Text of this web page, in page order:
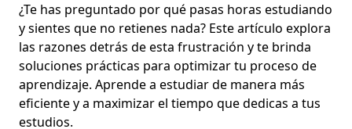
¿Te has preguntado por qué pasas horas estudiando
y sientes que no retienes nada? Este artículo explora
las razones detrás de esta frustración y te brinda
soluciones prácticas para optimizar tu proceso de
aprendizaje. Aprende a estudiar de manera más
eficiente y a maximizar el tiempo que dedicas a tus
estudios.